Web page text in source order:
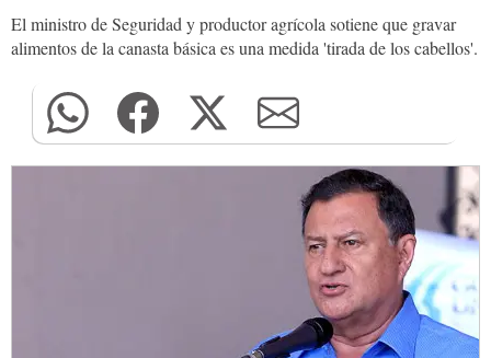
El ministro de Seguridad y productor agrícola sotiene que gravar
alimentos de la canasta básica es una medida 'tirada de los cabellos'.